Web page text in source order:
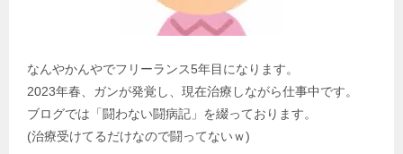
なんやかんやでフリーランス5年目になります。
2023年春、ガンが発覚し、現在治療しながら仕事中です。
ブログでは「闘わない闘病記」を綴っております。
(治療受けてるだけなので闘ってないｗ)